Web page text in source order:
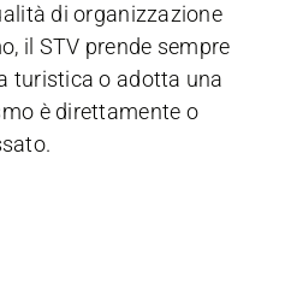
di organizzazione
il STV prende sempre
turistica o adotta una
è direttamente o